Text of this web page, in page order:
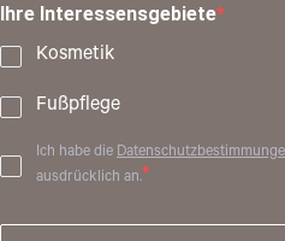
Ihre Interessensgebiete
Kosmetik
Fußpflege
Ich habe die
ausdrücklich an.